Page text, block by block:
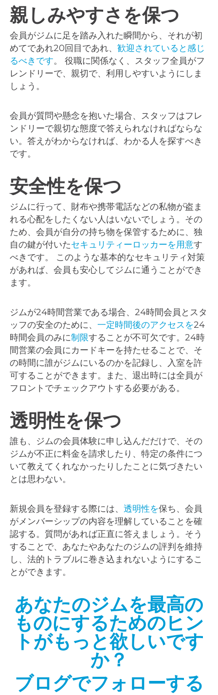
親しみやすさを保つ
会員がジムに足を踏み入れた瞬間から、それが初
めてであれ20回目であれ、 歓迎されていると感じ
るべきです。 役職に関係なく、スタッフ全員がフ
レンドリーで、親切で、利用しやすいようにしま
しょう。
会員が質問や懸念を抱いた場合、スタッフはフレ
ンドリーで親切な態度で答えられなければならな
い。答えがわからなければ、わかる人を探すべき
です。
安全性を保つ
ジムに行って、財布や携帯電話などの私物が盗ま
れる心配をしたくない人はいないでしょう。その
ため、会員が自分の持ち物を保管するために、独
自の鍵が付いたセキュリティーロッカーを用意す
べきです。 このような基本的なセキュリティ対策
があれば、会員も安心してジムに通うことができ
ます。
ジムが24時間営業である場合、24時間会員とスタ
ッフの安全のために、 一定時間後のアクセスを24
時間会員のみに制限することが不可欠です。24時
間営業の会員にカードキーを持たせることで、そ
の時間に誰がジムにいるのかを記録し、入室を許
可することができます。また、退出時には全員が
フロントでチェックアウトする必要がある。
透明性を保つ
誰も、ジムの会員体験に申し込んだだけで、その
ジムが不正に料金を請求したり、特定の条件につ
いて教えてくれなかったりしたことに気づきたい
とは思わない。
新規会員を登録する際には、 透明性を保ち、会員
がメンバーシップの内容を理解していることを確
認する。質問があれば正直に答えましょう。そう
することで、あなたやあなたのジムの評判を維持
し、法的トラブルに巻き込まれないようにするこ
とができます。
あなたのジムを最高の
ものにするためのヒン
トがもっと欲しいです
か？
ブログでフォローする